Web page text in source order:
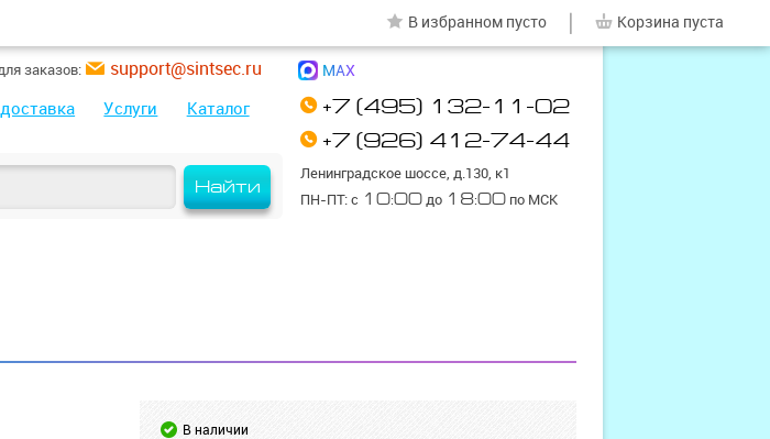
Найти
Услуги Каталог
+7 (495) 132-11-02
+7 (926) 412-74-44
Ленинградское шоссе, д.130, к1
ПН-ПТ: с 10:00 до 18:00 по МСК
заказов: support@sintsec.ru MAX
В избранном пусто Корзина пуста
В наличии